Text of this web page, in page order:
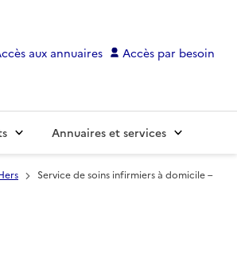
aux annuaires Accès par besoin
Annuaires et services
Service de soins infirmiers à domicile –